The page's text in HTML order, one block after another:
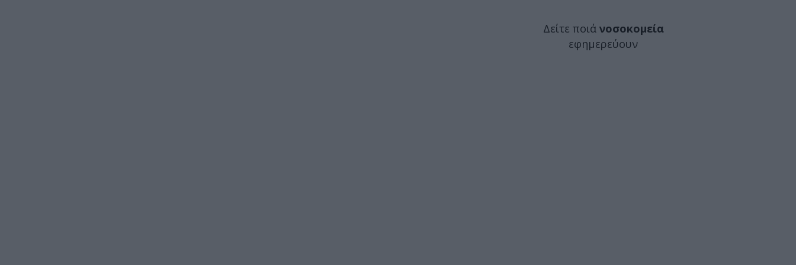
Δείτε ποιά νοσοκομεία
εφημερεύουν